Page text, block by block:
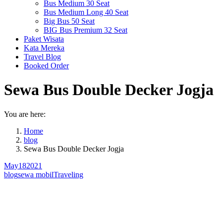
Bus Medium 30 Seat
Bus Medium Long 40 Seat
Big Bus 50 Seat
BIG Bus Premium 32 Seat
Paket Wisata
Kata Mereka
Travel Blog
Booked Order
Sewa Bus Double Decker Jogja
You are here:
Home
blog
Sewa Bus Double Decker Jogja
May182021
blogsewa mobilTraveling